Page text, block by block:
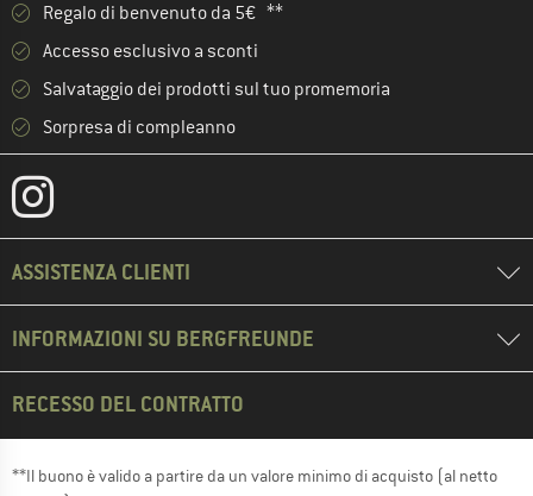
Regalo di benvenuto da 5€ **
Accesso esclusivo a sconti
Salvataggio dei prodotti sul tuo promemoria
Sorpresa di compleanno
ASSISTENZA CLIENTI
INFORMAZIONI SU BERGFREUNDE
RECESSO DEL CONTRATTO
**Il buono è valido a partire da un valore minimo di acquisto (al netto